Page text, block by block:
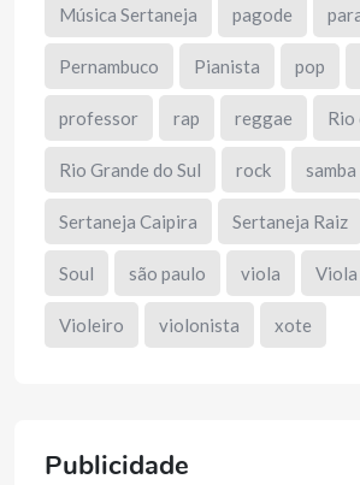
Música Sertaneja pagode
Pernambuco Pianista pop
professor rap reggae Rio
Rio Grande do Sul rock samba
Sertaneja Caipira Sertaneja Raiz
Soul são paulo viola Viola
Violeiro violonista xote
Publicidade